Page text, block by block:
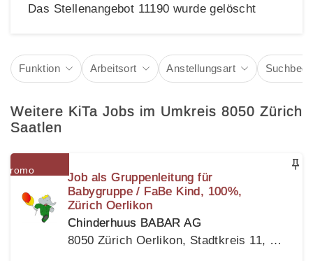
Das Stellenangebot 11190 wurde gelöscht
Funktion Arbeitsort Anstellungsart
Weitere KiTa Jobs im Umkreis 8050 Zürich
Saatlen
Job als Gruppenleitung für
Babygruppe / FaBe Kind, 100%,
Zürich Oerlikon
Chinderhuus BABAR AG
8050 Zürich Oerlikon, Stadtkreis 11, Kanton Zürich